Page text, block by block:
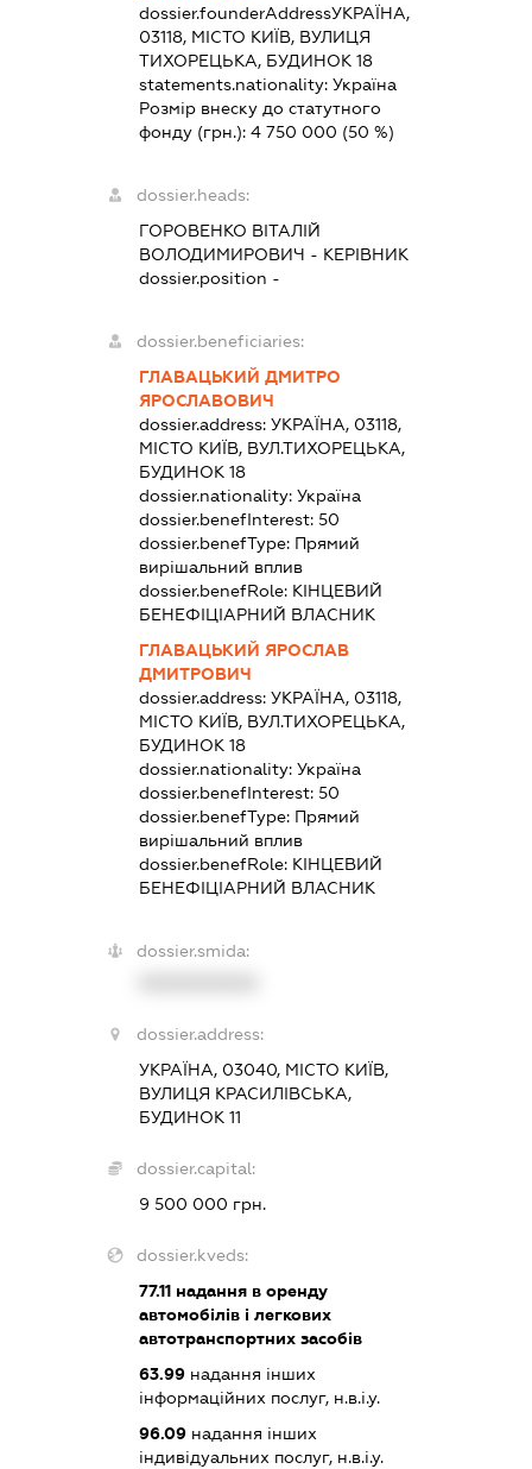
dossier.founderAddressУКРАЇНА,
03118, МІСТО КИЇВ, ВУЛИЦЯ
ТИХОРЕЦЬКА, БУДИНОК 18
statements.nationality: Україна
Розмір внеску до статутного
фонду (грн.): 4 750 000 (50 %)
dossier.heads:
ГОРОВЕНКО ВІТАЛІЙ
ВОЛОДИМИРОВИЧ - КЕРІВНИК
dossier.position -
dossier.beneficiaries:
ГЛАВАЦЬКИЙ ДМИТРО
ЯРОСЛАВОВИЧ
dossier.address: УКРАЇНА, 03118,
МІСТО КИЇВ, ВУЛ.ТИХОРЕЦЬКА,
БУДИНОК 18
dossier.nationality: Україна
dossier.benefInterest: 50
dossier.benefType: Прямий
вирішальний вплив
dossier.benefRole: КІНЦЕВИЙ
БЕНЕФІЦІАРНИЙ ВЛАСНИК
ГЛАВАЦЬКИЙ ЯРОСЛАВ
ДМИТРОВИЧ
dossier.address: УКРАЇНА, 03118,
МІСТО КИЇВ, ВУЛ.ТИХОРЕЦЬКА,
БУДИНОК 18
dossier.nationality: Україна
dossier.benefInterest: 50
dossier.benefType: Прямий
вирішальний вплив
dossier.benefRole: КІНЦЕВИЙ
БЕНЕФІЦІАРНИЙ ВЛАСНИК
dossier.smida:
dossier.address:
УКРАЇНА, 03040, МІСТО КИЇВ,
ВУЛИЦЯ КРАСИЛІВСЬКА,
БУДИНОК 11
dossier.capital:
9 500 000 грн.
dossier.kveds:
77.11надання в оренду
автомобілів і легкових
автотранспортних засобів
63.99надання інших
інформаційних послуг, н.в.і.у.
96.09надання інших
індивідуальних послуг, н.в.і.у.